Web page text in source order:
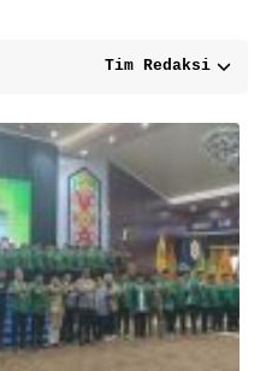
Tim Redaksi